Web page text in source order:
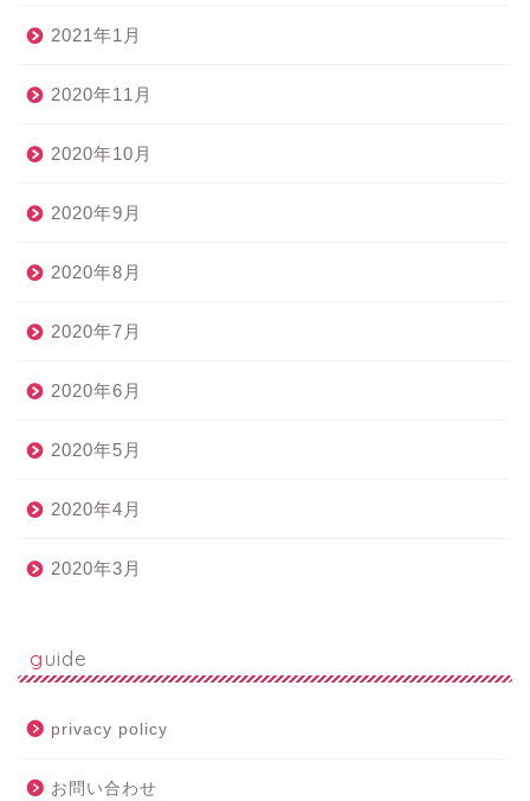
2021年1月
2020年11月
2020年10月
2020年9月
2020年8月
2020年7月
2020年6月
2020年5月
2020年4月
2020年3月
guide
privacy policy
お問い合わせ